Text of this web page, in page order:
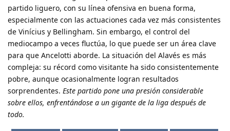
partido liguero, con su línea ofensiva en buena forma,
especialmente con las actuaciones cada vez más consistentes
de Vinícius y Bellingham. Sin embargo, el control del
mediocampo a veces fluctúa, lo que puede ser un área clave
para que Ancelotti aborde. La situación del Alavés es más
compleja: su récord como visitante ha sido consistentemente
pobre, aunque ocasionalmente logran resultados
sorprendentes. Este partido pone una presión considerable
sobre ellos, enfrentándose a un gigante de la liga después de
todo.